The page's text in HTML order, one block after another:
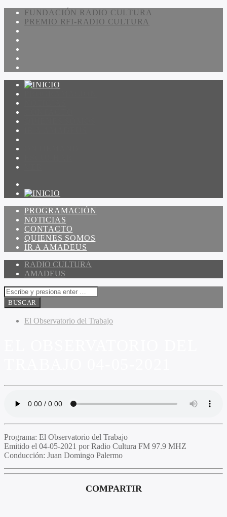
FUNDACIÓN RADIO CULTURA
PREMIO RFI-RADIO CULTURA
PROGRAMACIÓN
NOTICIAS
CONTACTO
QUIENES SOMOS
IR A AMADEUS
RADIO CULTURA
AMADEUS
El Observatorio del Trabajo
Programa: El Observatorio del Trabajo
Emitido el 04-05-2021 por Radio Cultura FM 97.9 MHZ
Conducción: Juan Domingo Palermo
COMPARTIR